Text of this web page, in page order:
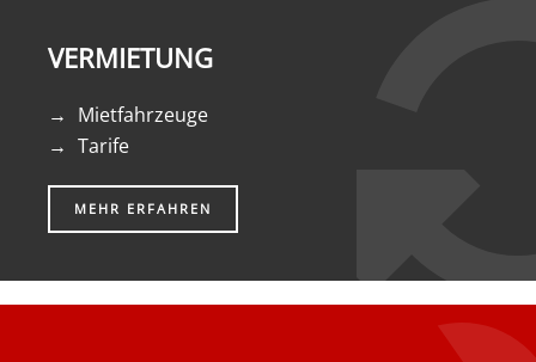
VERMIETUNG
Mietfahrzeuge
Tarife
MEHR ERFAHREN